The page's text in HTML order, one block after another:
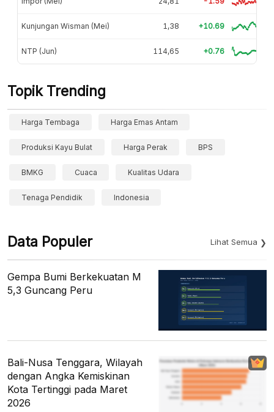
Kunjungan Wisman (Mei) 1,38 +10.69
NTP (Jun) 114,65 +0.76
Topik Trending
Harga Tembaga Harga Emas Antam
Produksi Kayu Bulat Harga Perak BPS
BMKG Cuaca Kualitas Udara
Tenaga Pendidik Indonesia
Data Populer Lihat Semua
Gempa Bumi Berkekuatan M
5,3 Guncang Peru
Bali-Nusa Tenggara, Wilayah
dengan Angka Kemiskinan
Kota Tertinggi pada Maret
2026